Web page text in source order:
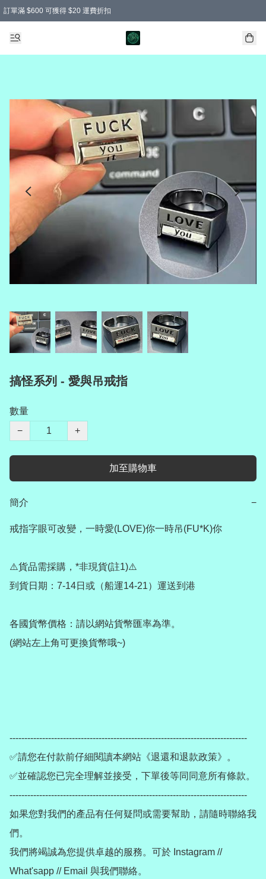
訂單滿 $600 可獲得 $20 運費折扣
搞怪系列 - 愛與吊戒指
數量
−
+
加至購物車
簡介 −
戒指字眼可改變，一時愛(LOVE)你一時吊(FU*K)你
⚠️貨品需採購，*非現貨(註1)⚠️
到貨日期：7-14日或（船運14-21）運送到港
各國貨幣價格：請以網站貨幣匯率為準。
(網站左上角可更換貨幣哦~)
--------------------------------------------------------------------------------
✅請您在付款前仔細閱讀本網站《退還和退款政策》。
✅並確認您已完全理解並接受，下單後等同同意所有條款。
--------------------------------------------------------------------------------
如果您對我們的產品有任何疑問或需要幫助，請隨時聯絡我
們。
我們將竭誠為您提供卓越的服務。可於 Instagram //
What'sapp // Email 與我們聯絡。